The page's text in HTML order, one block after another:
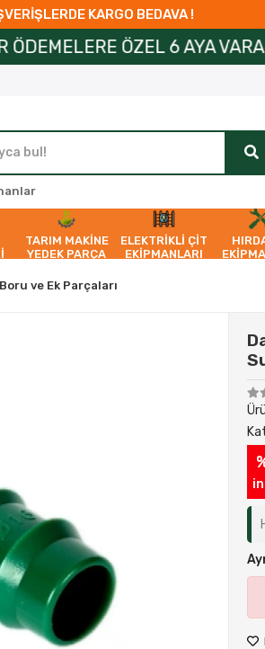
KARGO BEDAVA !
6 AYA VARAN TAKSİT
TARIM MAKİNE
YEDEK PARÇA
ELEKTRİKLİ ÇİT
EKİPMANLARI
ve Ek Parçaları